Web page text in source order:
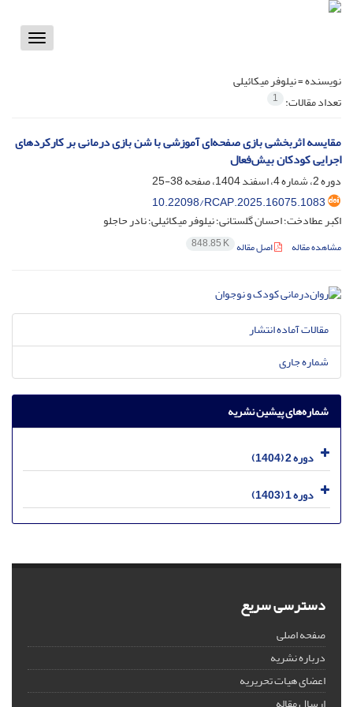
Toggle
نویسنده =نیلوفر میکائیلی
تعداد مقالات: 1
مقایسه اثربخشی بازی صفحه‌ای آموزشی با شن بازی درمانی بر کارکردهای
اجرایی کودکان بیش‌فعال
دوره 2، شماره 4، اسفند 1404، صفحه
38-25
10.22098/RCAP.2025.16075.1083
اکبر عطادخت؛ احسان گلستانی؛ نیلوفر میکائیلی؛ نادر حاجلو
مشاهده مقاله اصل مقاله 848.85 K
مقالات آماده انتشار
شماره جاری
شماره‌های پیشین نشریه
دوره 2 (1404)
دوره 1 (1403)
دسترسی سریع
صفحه اصلی
درباره نشریه
اعضای هیات تحریریه